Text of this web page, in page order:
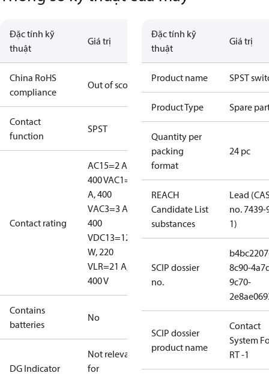
Đặc tính kỹ
thuật
Giá trị
China RoHS
compliance
Out of scope
Contact
function
SPST
Contact rating
AC15=2 A,
400 VAC1=10
A, 400
VAC3=3 A,
400
VDC13=12
W, 220
VLR=21 A,
400 V
Contains
batteries
No
DG Indicator
Not relevant
for
Đặc tính kỹ
thuật
Giá trị
Product name SPST
Product Type Spare
Quantity per
packing
format
24 pc
REACH
Candidate List
substances
Lead
no. 7439-
1)
SCIP dossier
no.
8c90-
9c70-
SCIP dossier
product name
Contact
System
RT -1